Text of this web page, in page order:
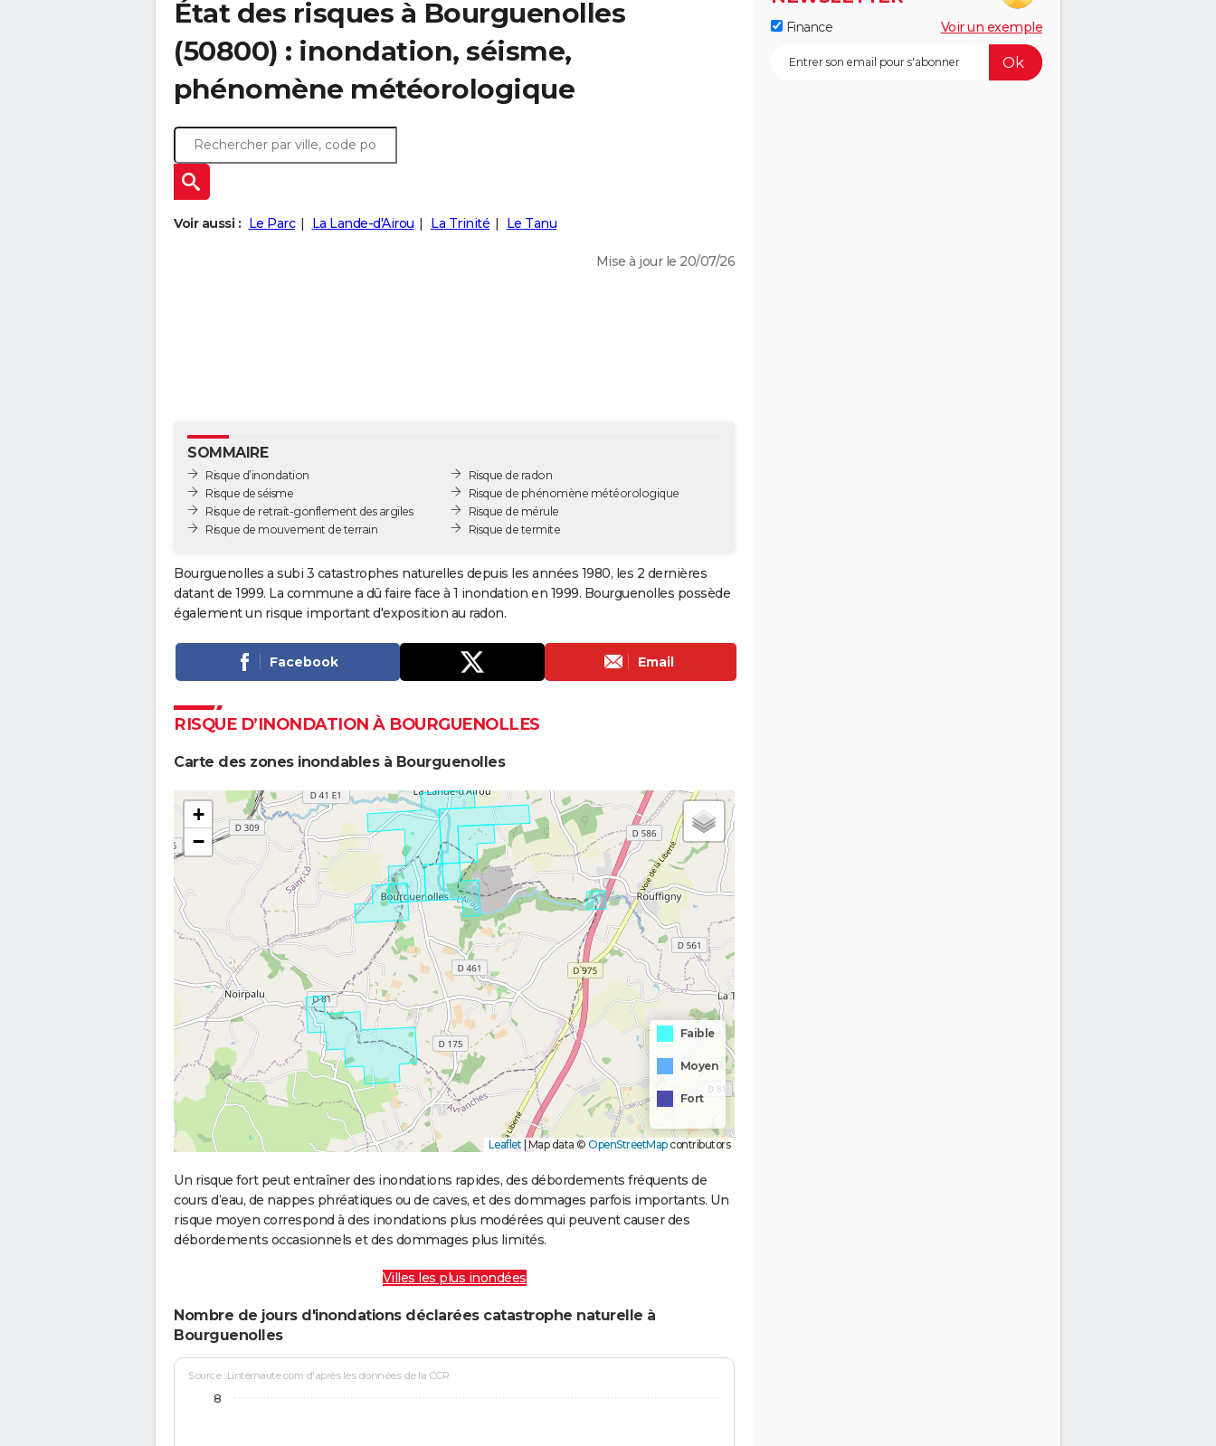
État des risques à Bourguenolles
(50800) : inondation, séisme,
phénomène météorologique
Voir aussi : Le Parc La Lande-d'Airou La Trinité Le Tanu
Mise à jour le 20/07/26
SOMMAIRE
Risque d’inondation
Risque de séisme
Risque de retrait-gonflement des argiles
Risque de mouvement de terrain
Risque de radon
Risque de phénomène météorologique
Risque de mérule
Risque de termite
Bourguenolles a subi 3 catastrophes naturelles depuis les années 1980, les 2 dernières
datant de 1999. La commune a dû faire face à 1 inondation en 1999. Bourguenolles possède
également un risque important d'exposition au radon.
Facebook Email
RISQUE D’INONDATION À BOURGUENOLLES
Carte des zones inondables à Bourguenolles
+
−
Faible
Moyen
Fort
Leaflet Map data © OpenStreetMapcontributors
Un risque fort peut entraîner des inondations rapides, des débordements fréquents de
cours d’eau, de nappes phréatiques ou de caves, et des dommages parfois importants. Un
risque moyen correspond à des inondations plus modérées qui peuvent causer des
débordements occasionnels et des dommages plus limités.
Villes les plus inondées
Nombre de jours d'inondations déclarées catastrophe naturelle à
Bourguenolles
Source : Linternaute.com d'après les données de la CCR
8
Finance Voir un exemple